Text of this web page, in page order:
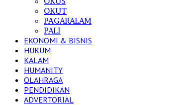
OKUT
PAGARALAM
PALI
EKONOMI & BISNIS
HUKUM
KALAM
HUMANITY
OLAHRAGA
PENDIDIKAN
ADVERTORIAL